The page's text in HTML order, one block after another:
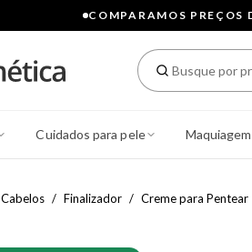
COMPARAMOS PREÇOS
Cuidados para pele Maquiagem
Cabelos Finalizador Creme para Pentear